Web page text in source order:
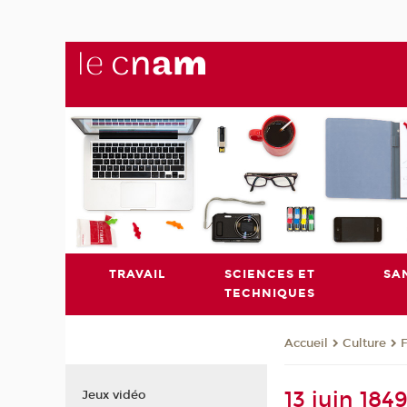
TRAVAIL
SCIENCES ET
TECHNIQUES
Accueil Culture
13 juin
Jeux vidéo